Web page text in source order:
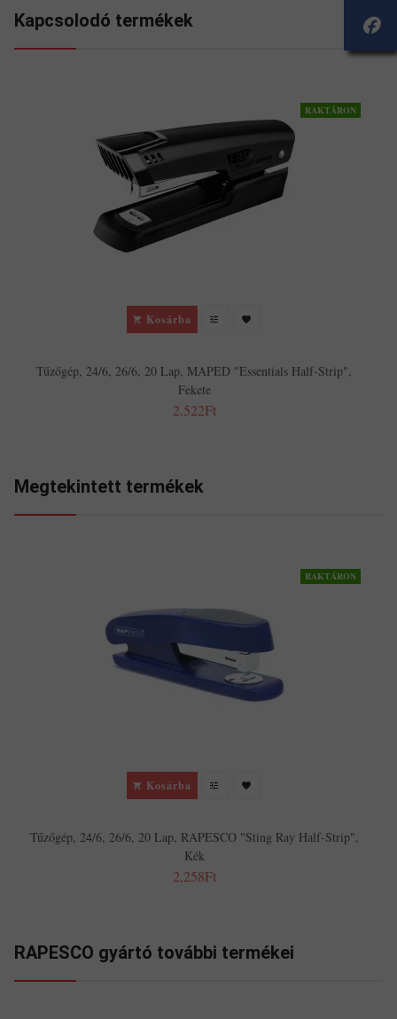
Kapcsolodó termékek
RAKTÁRON
Kosárba
Tűzőgép, 24/6, 26/6, 20 Lap, MAPED "Essentials Half-Strip",
Fekete
2,522Ft
Megtekintett termékek
RAKTÁRON
Kosárba
Tűzőgép, 24/6, 26/6, 20 Lap, RAPESCO "Sting Ray Half-Strip",
Kék
2,258Ft
RAPESCO gyártó további termékei